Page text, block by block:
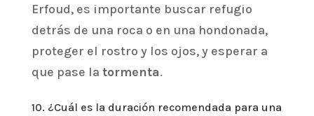
Erfoud, es importante buscar refugio
detrás de una roca o en una hondonada,
proteger el rostro y los ojos, y esperar a
que pase la tormenta.
10. ¿Cuál es la duración recomendada para una